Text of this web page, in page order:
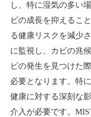
し、特に湿気の多い
ビの成長を抑えるこ
る健康リスクを減少
に監視し、カビの兆
ビの発生を見つけた
必要となります。特
健康に対する深刻な
介入が必要です。